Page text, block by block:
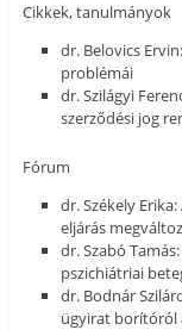
Cikkek, tanulmányok
dr. Belovics
problémái
dr. Szilágyi
szerződési jog
Fórum
dr. Székely
eljárás
dr. Szabó
pszichiátriai
dr. Bodnár
ügyirat borítóról